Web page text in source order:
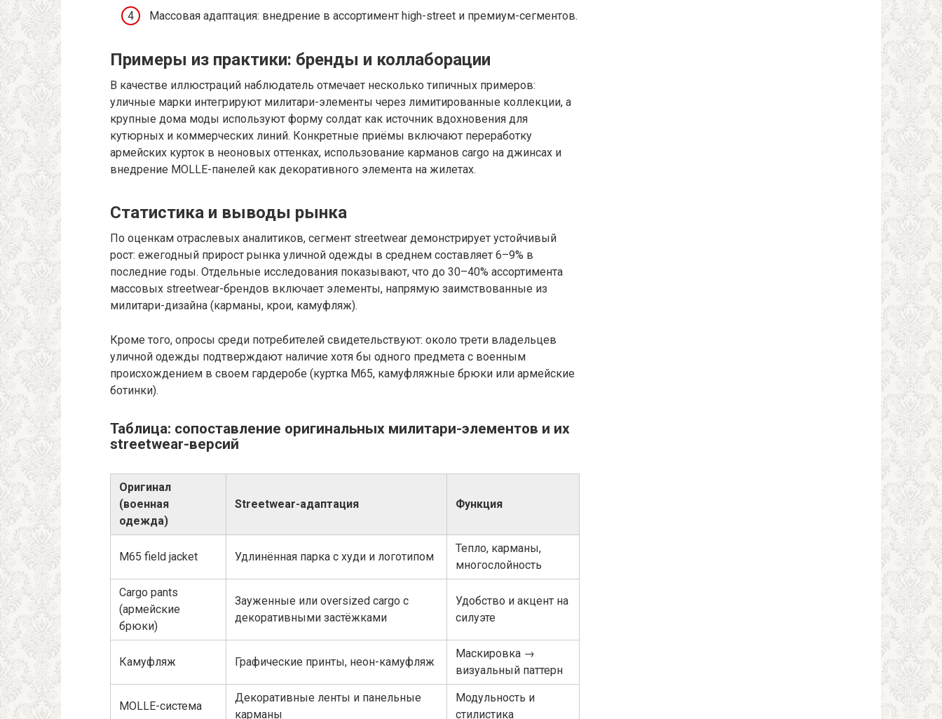
Массовая адаптация: внедрение в ассортимент high-street и премиум-сегментов.
Примеры из практики: бренды и коллаборации
В качестве иллюстраций наблюдатель отмечает несколько типичных примеров:
уличные марки интегрируют милитари-элементы через лимитированные коллекции, а
крупные дома моды используют форму солдат как источник вдохновения для
кутюрных и коммерческих линий. Конкретные приёмы включают переработку
армейских курток в неоновых оттенках, использование карманов cargo на джинсах и
внедрение MOLLE-панелей как декоративного элемента на жилетах.
Статистика и выводы рынка
По оценкам отраслевых аналитиков, сегмент streetwear демонстрирует устойчивый
рост: ежегодный прирост рынка уличной одежды в среднем составляет 6–9% в
последние годы. Отдельные исследования показывают, что до 30–40% ассортимента
массовых streetwear-брендов включает элементы, напрямую заимствованные из
милитари-дизайна (карманы, крои, камуфляж).
Кроме того, опросы среди потребителей свидетельствуют: около трети владельцев
уличной одежды подтверждают наличие хотя бы одного предмета с военным
происхождением в своем гардеробе (куртка M65, камуфляжные брюки или армейские
ботинки).
Таблица: сопоставление оригинальных милитари-элементов и их
streetwear-версий
Оригинал
(военная
одежда)
Streetwear-адаптация Функция
M65 field jacket Удлинённая парка с худи и логотипом
Тепло, карманы,
многослойность
Cargo pants
(армейские
брюки)
Зауженные или oversized cargo с
декоративными застёжками
Удобство и акцент на
силуэте
Камуфляж Графические принты, неон-камуфляж
Маскировка →
визуальный паттерн
MOLLE-система
Декоративные ленты и панельные
карманы
Модульность и
стилистика